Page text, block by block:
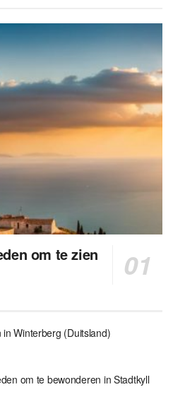
om te zien
Winterberg (Duitsland)
om te bewonderen in Stadtkyll